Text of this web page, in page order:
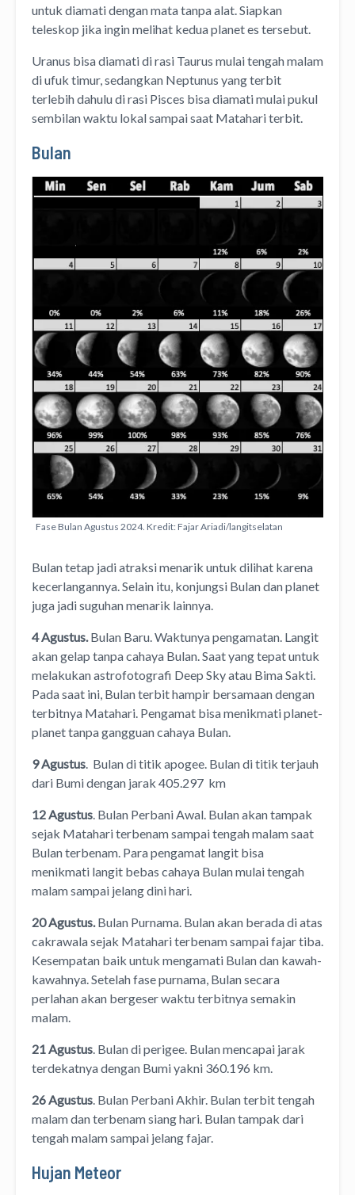
untuk diamati dengan mata tanpa alat. Siapkan
teleskop jika ingin melihat kedua planet es tersebut.
Uranus bisa diamati di rasi Taurus mulai tengah malam
di ufuk timur, sedangkan Neptunus yang terbit
terlebih dahulu di rasi Pisces bisa diamati mulai pukul
sembilan waktu lokal sampai saat Matahari terbit.
Bulan
Fase Bulan Agustus 2024. Kredit: Fajar Ariadi/langitselatan
Bulan tetap jadi atraksi menarik untuk dilihat karena
kecerlangannya. Selain itu, konjungsi Bulan dan planet
juga jadi suguhan menarik lainnya.
4 Agustus.Bulan Baru. Waktunya pengamatan. Langit
akan gelap tanpa cahaya Bulan. Saat yang tepat untuk
melakukan astrofotografi Deep Sky atau Bima Sakti.
Pada saat ini, Bulan terbit hampir bersamaan dengan
terbitnya Matahari. Pengamat bisa menikmati planet-
planet tanpa gangguan cahaya Bulan.
9 Agustus. Bulan di titik apogee. Bulan di titik terjauh
dari Bumi dengan jarak 405.297 km
12 Agustus. Bulan Perbani Awal. Bulan akan tampak
sejak Matahari terbenam sampai tengah malam saat
Bulan terbenam. Para pengamat langit bisa
menikmati langit bebas cahaya Bulan mulai tengah
malam sampai jelang dini hari.
20 Agustus.Bulan Purnama. Bulan akan berada di atas
cakrawala sejak Matahari terbenam sampai fajar tiba.
Kesempatan baik untuk mengamati Bulan dan kawah-
kawahnya. Setelah fase purnama, Bulan secara
perlahan akan bergeser waktu terbitnya semakin
malam.
21 Agustus. Bulan di perigee. Bulan mencapai jarak
terdekatnya dengan Bumi yakni 360.196 km.
26 Agustus. Bulan Perbani Akhir. Bulan terbit tengah
malam dan terbenam siang hari. Bulan tampak dari
tengah malam sampai jelang fajar.
Hujan Meteor